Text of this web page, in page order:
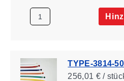
TYPE-3814-
256,01 € /